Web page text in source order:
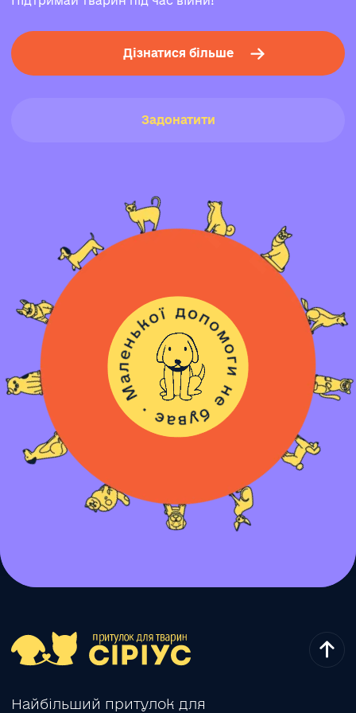
Дізнатися більше
Задонатити
Найбільший притулок для